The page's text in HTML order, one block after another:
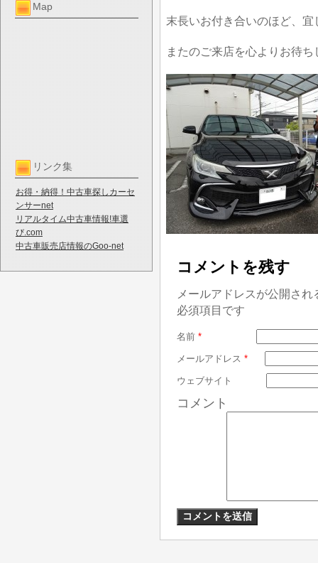
Map
リンク集
お得・納得！中古車探しカーセ
ンサーnet
リアルタイム中古車情報!車選
び.com
中古車販売店情報のGoo-net
末長いお付き合いのほど、
またのご来店を心よりお待
コメントを残す
メールアドレスが公開さ
必須項目です
名前 *
メールアドレス *
ウェブサイト
コメント